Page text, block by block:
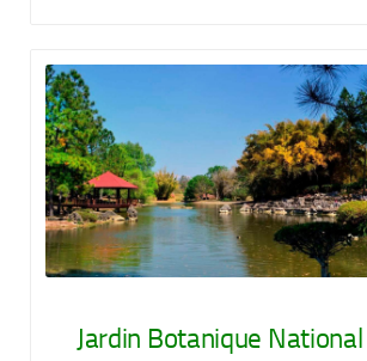
Jardin Botanique National